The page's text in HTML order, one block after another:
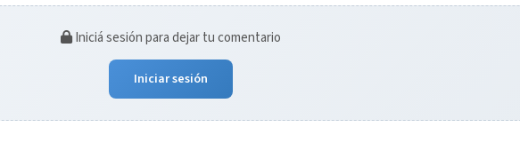
Iniciá sesión para dejar tu comentario
Iniciar sesión